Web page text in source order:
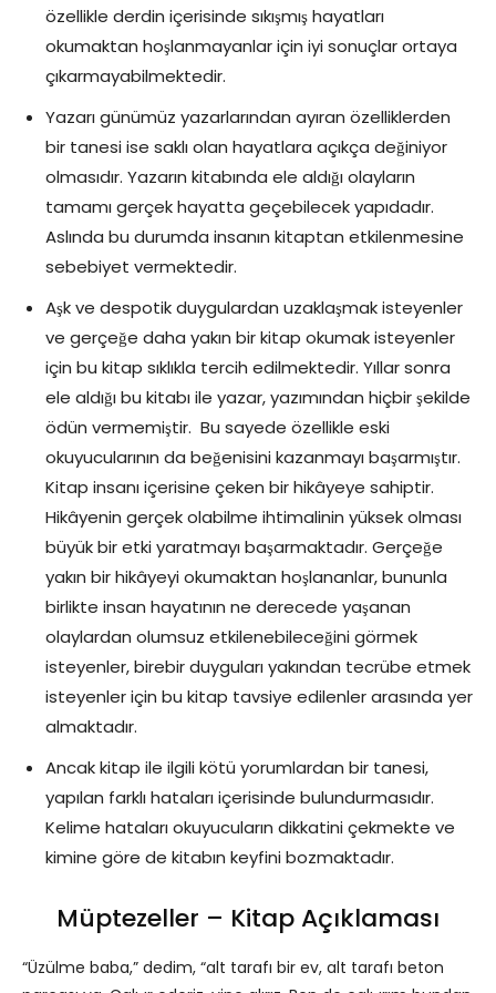
özellikle derdin içerisinde sıkışmış hayatları
okumaktan hoşlanmayanlar için iyi sonuçlar ortaya
çıkarmayabilmektedir.
Yazarı günümüz yazarlarından ayıran özelliklerden
bir tanesi ise saklı olan hayatlara açıkça değiniyor
olmasıdır. Yazarın kitabında ele aldığı olayların
tamamı gerçek hayatta geçebilecek yapıdadır.
Aslında bu durumda insanın kitaptan etkilenmesine
sebebiyet vermektedir.
Aşk ve despotik duygulardan uzaklaşmak isteyenler
ve gerçeğe daha yakın bir kitap okumak isteyenler
için bu kitap sıklıkla tercih edilmektedir. Yıllar sonra
ele aldığı bu kitabı ile yazar, yazımından hiçbir şekilde
ödün vermemiştir. Bu sayede özellikle eski
okuyucularının da beğenisini kazanmayı başarmıştır.
Kitap insanı içerisine çeken bir hikâyeye sahiptir.
Hikâyenin gerçek olabilme ihtimalinin yüksek olması
büyük bir etki yaratmayı başarmaktadır. Gerçeğe
yakın bir hikâyeyi okumaktan hoşlananlar, bununla
birlikte insan hayatının ne derecede yaşanan
olaylardan olumsuz etkilenebileceğini görmek
isteyenler, birebir duyguları yakından tecrübe etmek
isteyenler için bu kitap tavsiye edilenler arasında yer
almaktadır.
Ancak kitap ile ilgili kötü yorumlardan bir tanesi,
yapılan farklı hataları içerisinde bulundurmasıdır.
Kelime hataları okuyucuların dikkatini çekmekte ve
kimine göre de kitabın keyfini bozmaktadır.
Müptezeller – Kitap Açıklaması
“Üzülme baba,” dedim, “alt tarafı bir ev, alt tarafı beton